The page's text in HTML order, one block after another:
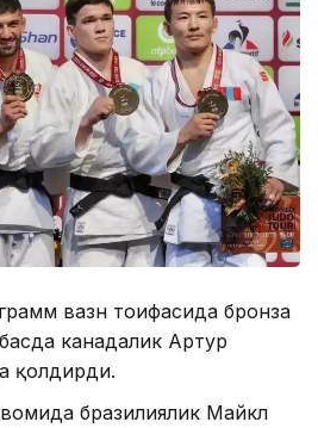
вазн тоифасида бронза
канадалик Артур
қолдирди.
бразилиялик Майкл